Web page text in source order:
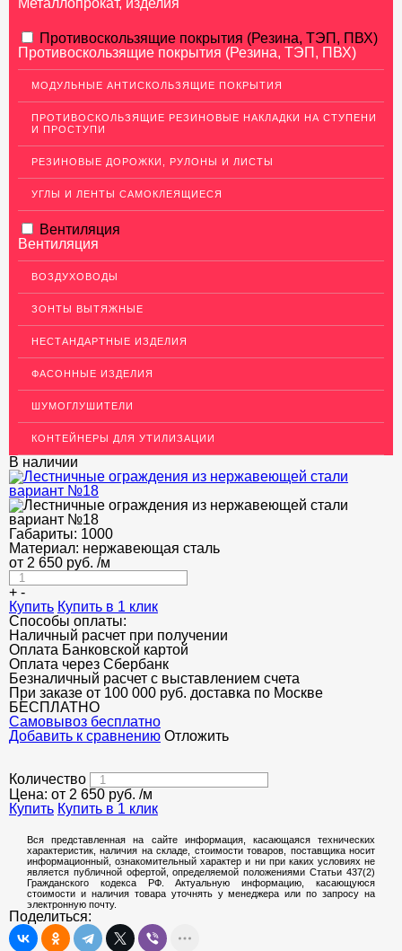
Металлопрокат, изделия
АЛЮМИНИЕВЫЙ ПРОКАТ
НЕРЖАВЕЮЩАЯ СТАЛЬ
МЕДНЫЙ ПРОКАТ
ЛАТУННЫЙ ПРОКАТ
ДЕКОР НЕРЖАВЕЙКА
ОГРАЖДЕНИЯ ДЛЯ ЛЕСТНИЦ
Перила из нержавеющей стали
Держатель ригеля
Заглушки
Крепления стоек
Кронштейны для поручня к стене
Поручни
Стеклодержатели
Фланцы
ЭЛЕКТРОДЫ
ДЕКОРАТИВНЫЙ УГОЛОК
МЕТАЛЛИЧЕСКИЕ ПОРОГИ НАПОЛЬНЫЕ (ДЛЯ ПОЛА),
РАСКЛАДКА, ПЛИНТУС
ПОТОЛКИ
АКЦИИ
НЕДОРОГОЙ МЕТАЛЛОПРОКАТ
Противоскользящие покрытия (Резина, ТЭП, ПВХ)
Противоскользящие покрытия (Резина, ТЭП, ПВХ)
МОДУЛЬНЫЕ АНТИСКОЛЬЗЯЩИЕ ПОКРЫТИЯ
ПРОТИВОСКОЛЬЗЯЩИЕ РЕЗИНОВЫЕ НАКЛАДКИ НА СТУПЕНИ
И ПРОСТУПИ
РЕЗИНОВЫЕ ДОРОЖКИ, РУЛОНЫ И ЛИСТЫ
УГЛЫ И ЛЕНТЫ САМОКЛЕЯЩИЕСЯ
Вентиляция
Вентиляция
ВОЗДУХОВОДЫ
ЗОНТЫ ВЫТЯЖНЫЕ
НЕСТАНДАРТНЫЕ ИЗДЕЛИЯ
ФАСОННЫЕ ИЗДЕЛИЯ
ШУМОГЛУШИТЕЛИ
КОНТЕЙНЕРЫ ДЛЯ УТИЛИЗАЦИИ
В наличии
Габариты: 1000
Материал: нержавеющая сталь
от 2 650 руб. /м
+ -
Купить Купить в 1 клик
Способы оплаты:
Наличный расчет при получении
Оплата Банковской картой
Оплата через Сбербанк
Безналичный расчет с выставлением счета
При заказе от 100 000 руб. доставка по Москве
БЕСПЛАТНО
Cамовывоз бесплатно
Добавить к сравнению Отложить
Количество
Цена: от 2 650 руб. /м
Купить Купить в 1 клик
Вся представленная на сайте информация, касающаяся технических
характеристик, наличия на складе, стоимости товаров, поставщика носит
информационный, ознакомительный характер и ни при каких условиях не
является публичной офертой, определяемой положениями Статьи 437(2)
Гражданского кодекса РФ. Актуальную информацию, касающуюся
стоимости и наличия товара уточнять у менеджера или по запросу на
электронную почту.
Поделиться: